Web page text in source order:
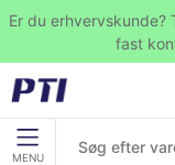
Er du
fast
MENU